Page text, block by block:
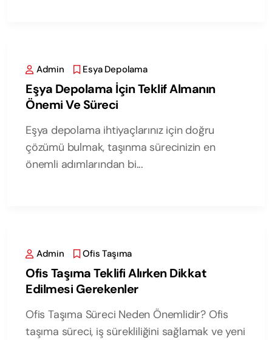
Admin Esya Depolama
Eşya Depolama İçin Teklif Almanın
Önemi Ve Süreci
Eşya depolama ihtiyaçlarınız için doğru
çözümü bulmak, taşınma sürecinizin en
önemli adımlarından bi...
Admin Ofis Taşıma
Ofis Taşıma Teklifi Alırken Dikkat
Edilmesi Gerekenler
Ofis Taşıma Süreci Neden Önemlidir? Ofis
taşıma süreci, iş sürekliliğini sağlamak ve yeni